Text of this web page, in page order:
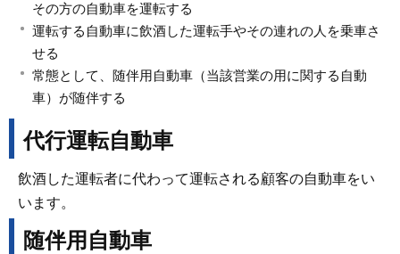
その方の自動車を運転する
運転する自動車に飲酒した運転手やその連れの人を乗車さ
せる
常態として、随伴用自動車（当該営業の用に関する自動
車）が随伴する
代行運転自動車
飲酒した運転者に代わって運転される顧客の自動車をい
います。
随伴用自動車